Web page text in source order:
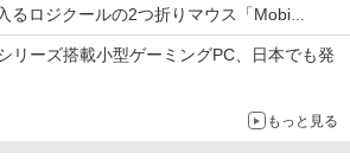
￥30,906
スター・ウォーズ／マンダロリアン公式
ビジュアルガイド [ パブロ・ヒダルゴ ]
るロジクールの2つ折りマウス「Mobi
るギミックとは？
リーズ搭載小型ゲーミングPC、日本でも発
もっと見る